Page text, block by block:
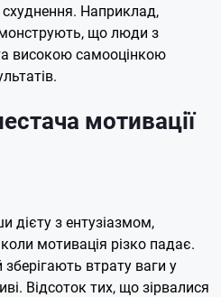
Наприклад,
що люди з
високою самооцінкою
мотивації
дієту з ентузіазмом,
мотивація різко падає.
втрату ваги у
Відсоток тих, що зірвалися